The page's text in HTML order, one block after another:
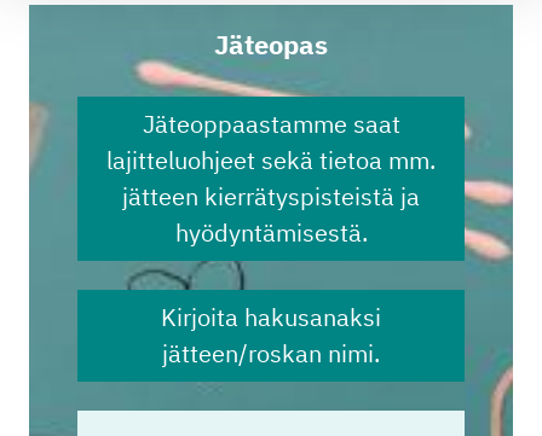
Jäteopas
Jäteoppaastamme saat
lajitteluohjeet sekä tietoa mm.
jätteen kierrätyspisteistä ja
hyödyntämisestä.
Kirjoita hakusanaksi
jätteen/roskan nimi.